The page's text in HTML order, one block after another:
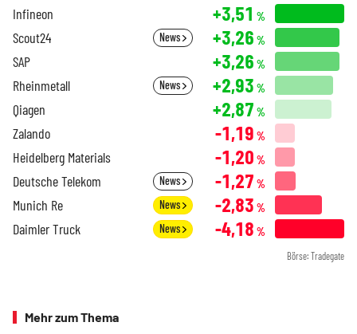
Infineon +3,51 %
Scout24 News +3,26 %
SAP +3,26 %
Rheinmetall News +2,93 %
Qiagen +2,87 %
Zalando -1,19 %
Heidelberg Materials -1,20 %
Deutsche Telekom News -1,27 %
Munich Re News -2,83 %
Daimler Truck News -4,18 %
Börse: Tradegate
Mehr zum Thema